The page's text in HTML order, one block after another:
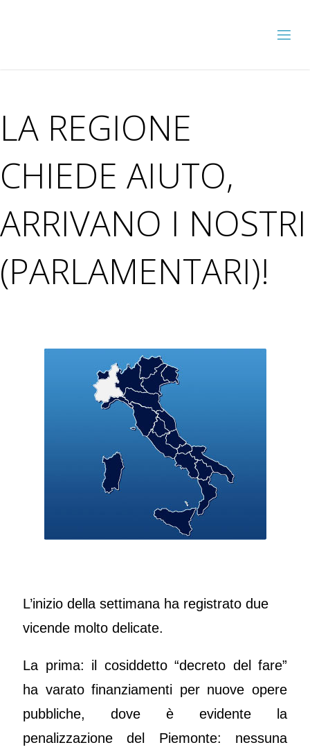
LA REGIONE
CHIEDE AIUTO,
ARRIVANO I NOSTRI
(PARLAMENTARI)!
L’inizio della settimana ha registrato due
vicende molto delicate.
La prima: il cosiddetto “decreto del fare”
ha varato finanziamenti per nuove opere
pubbliche, dove è evidente la
penalizzazione del Piemonte: nessuna